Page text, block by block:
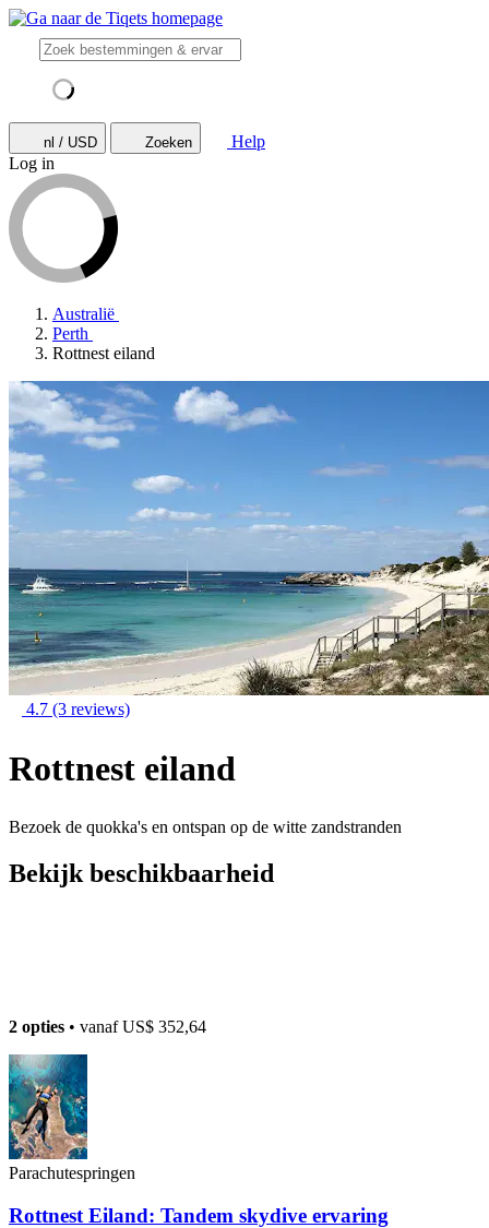
nl / USD Zoeken
Help
Log in
Australië
Perth
Rottnest eiland
4.7 (3 reviews)
Rottnest eiland
Bezoek de quokka's en ontspan op de witte zandstranden
Bekijk beschikbaarheid
2 opties • vanafUS$ 352,64
Parachutespringen
Rottnest Eiland: Tandem skydive ervaring